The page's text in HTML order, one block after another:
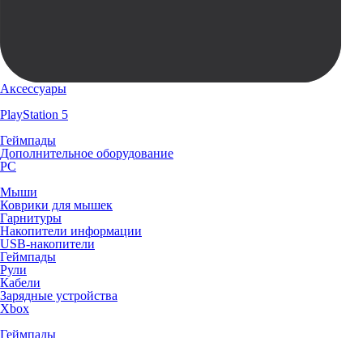
Аксессуары
PlayStation 5
Геймпады
Дополнительное оборудование
PC
Мыши
Коврики для мышек
Гарнитуры
Накопители информации
USB-накопители
Геймпады
Рули
Кабели
Зарядные устройства
Xbox
Геймпады